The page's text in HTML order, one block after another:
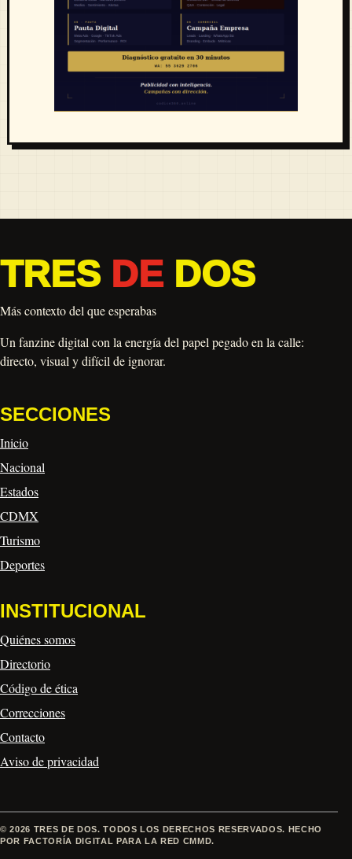
TRES DEDOS
Más contexto del que esperabas
Un fanzine digital con la energía del papel pegado en la calle:
directo, visual y difícil de ignorar.
SECCIONES
Inicio
Nacional
Estados
CDMX
Turismo
Deportes
INSTITUCIONAL
Quiénes somos
Directorio
Código de ética
Correcciones
Contacto
Aviso de privacidad
© 2026 TRES DE DOS. TODOS LOS DERECHOS RESERVADOS. HECHO
POR FACTORÍA DIGITAL PARA LA RED CMMD.